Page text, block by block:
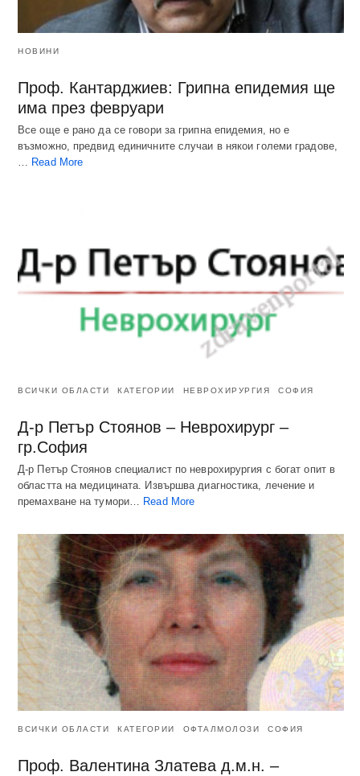
НОВИНИ
Проф. Кантарджиев: Грипна епидемия ще
има през февруари
Все още е рано да се говори за грипна епидемия, но е
възможно, предвид единичните случаи в някои големи градове,
… Read More
ВСИЧКИ ОБЛАСТИ КАТЕГОРИИ НЕВРОХИРУРГИЯ СОФИЯ
Д-р Петър Стоянов – Неврохирург –
гр.София
Д-р Петър Стоянов специалист по неврохирургия с богат опит в
областта на медицината. Извършва диагностика, лечение и
премахване на тумори…
Read More
ВСИЧКИ ОБЛАСТИ КАТЕГОРИИ ОФТАЛМОЛОЗИ СОФИЯ
Проф. Валентина Златева д.м.н. –